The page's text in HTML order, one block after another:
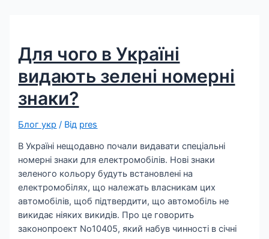
Для чого в Україні
видають зелені номерні
знаки?
Блог укр / Від pres
В Україні нещодавно почали видавати спеціальні
номерні знаки для електромобілів. Нові знаки
зеленого кольору будуть встановлені на
електромобілях, що належать власникам цих
автомобілів, щоб підтвердити, що автомобіль не
викидає ніяких викидів. Про це говорить
законопроект No10405, який набув чинності в січні